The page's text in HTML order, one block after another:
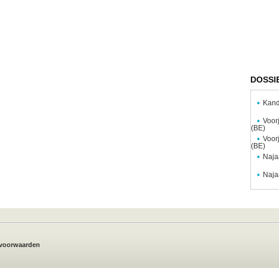
(BE)
(BE)